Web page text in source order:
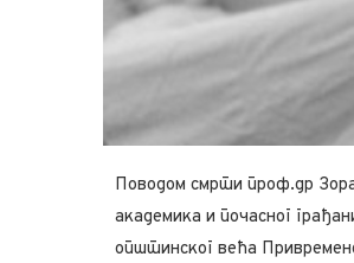
Поводом смрти проф.др
академика и почасног
општинског већа